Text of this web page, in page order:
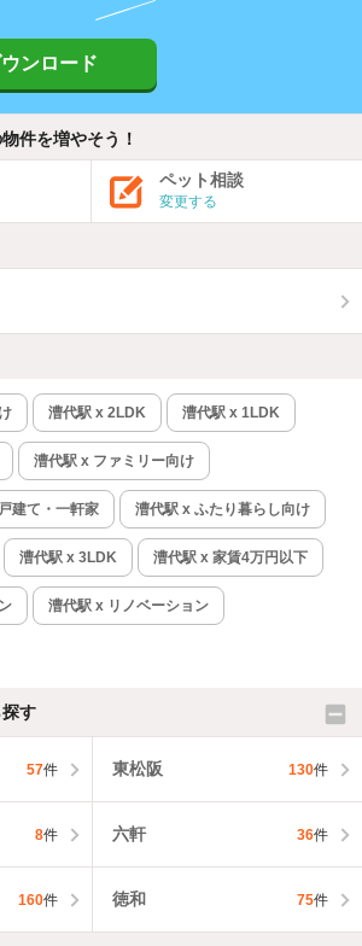
ンロード
件を増やそう！
ペット相談
変更する
漕代駅 x 2LDK 漕代駅 x 1LDK
漕代駅 x ファミリー向け
建て・一軒家 漕代駅 x ふたり暮らし向け
漕代駅 x 3LDK 漕代駅 x 家賃4万円以下
漕代駅 x リノベーション
す
57件 東松阪 130件
8件 六軒 36件
160件 徳和 75件